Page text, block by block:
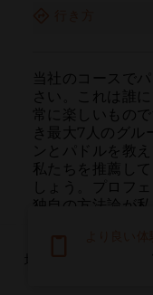
当社のコースで
さい。これは誰
常に楽しいもの
き最大7人のグル
ンとパドルを教
私たちを推薦し
しょう。プロフ
独自の方法論が